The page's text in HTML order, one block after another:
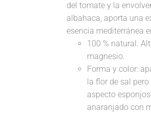
del tomate y la
albahaca, aporta una
esencia mediterránea
100 % natural.
magnesio.
Forma y color:
la flor de sal
aspecto
anaranjado con